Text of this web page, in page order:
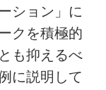
ション」に
クを積極的
も抑えるべ
に説明して